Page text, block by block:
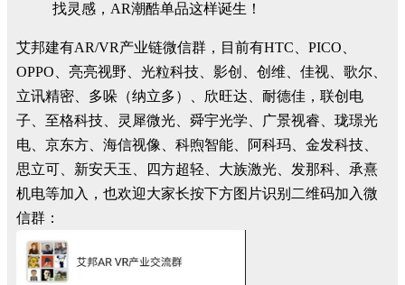
找灵感，AR潮酷单品这样诞生！
艾邦建有AR/VR产业链微信群，目前有HTC、PICO、
OPPO、亮亮视野、光粒科技、影创、创维、佳视、歌尔、
立讯精密、多哚（纳立多）、欣旺达、耐德佳，联创电
子、至格科技、灵犀微光、舜宇光学、广景视睿、珑璟光
电、京东方、海信视像、科煦智能、阿科玛、金发科技、
思立可、新安天玉、四方超轻、大族激光、发那科、承熹
机电等加入，也欢迎大家长按下方图片识别二维码加入微
信群：